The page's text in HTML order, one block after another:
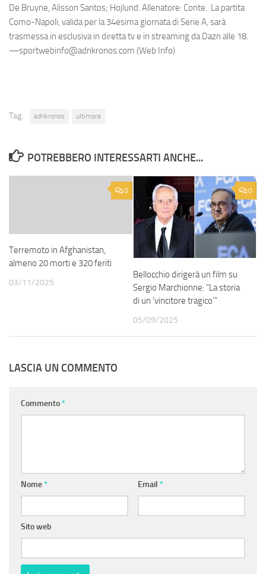
De Bruyne, Alisson Santos; Hojlund. Allenatore: Conte. La partita
Como-Napoli, valida per la 34esima giornata di Serie A, sarà
trasmessa in esclusiva in diretta tv e in streaming da Dazn alle 18.
—sportwebinfo@adnkronos.com (Web Info)
Tag: adnkronos ultimora
POTREBBERO INTERESSARTI ANCHE...
0
Terremoto in Afghanistan,
almeno 20 morti e 320 feriti
03/11/2025
0
Bellocchio dirigerà un film su
Sergio Marchionne: “La storia
di un ‘vincitore tragico’”
05/09/2025
LASCIA UN COMMENTO
Commento*
Nome* Email *
Sito web